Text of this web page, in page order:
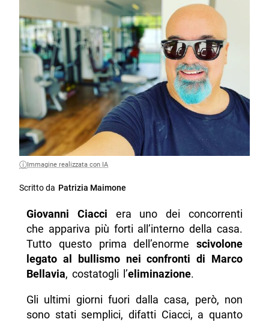
Immagine realizzata con IA
Scritto da Patrizia Maimone
Giovanni Ciacci era uno dei concorrenti
che appariva più forti all’interno della casa.
Tutto questo prima dell’enorme scivolone
legato al bullismo nei confronti di Marco
Bellavia, costatogli l’eliminazione.
Gli ultimi giorni fuori dalla casa, però, non
sono stati semplici, difatti Ciacci, a quanto